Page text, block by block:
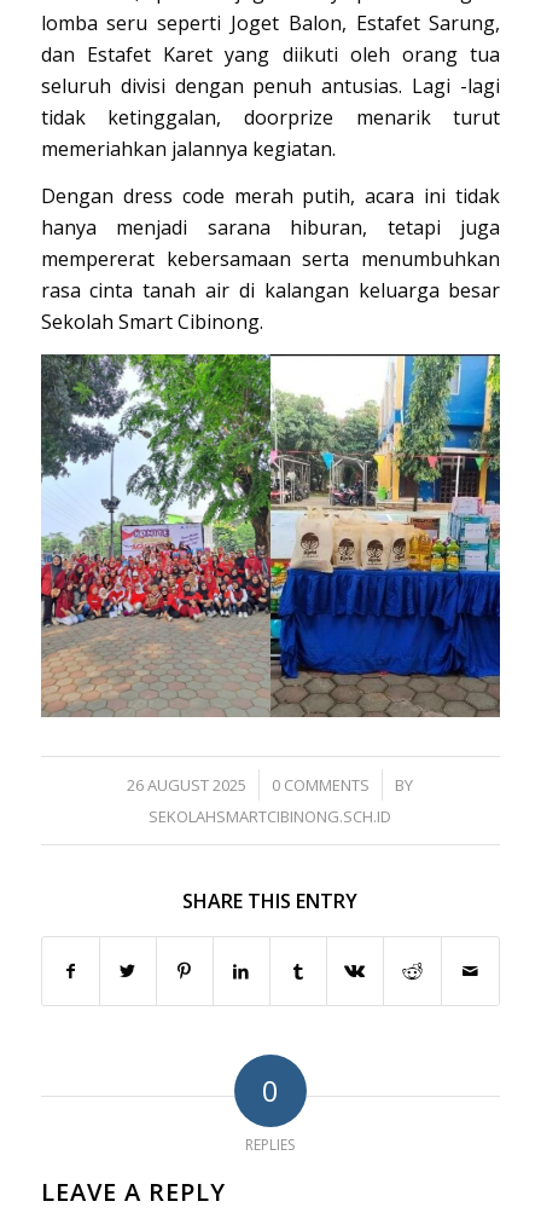
lomba seru seperti Joget Balon, Estafet Sarung,
dan Estafet Karet yang diikuti oleh orang tua
seluruh divisi dengan penuh antusias. Lagi -lagi
tidak ketinggalan, doorprize menarik turut
memeriahkan jalannya kegiatan.
Dengan dress code merah putih, acara ini tidak
hanya menjadi sarana hiburan, tetapi juga
mempererat kebersamaan serta menumbuhkan
rasa cinta tanah air di kalangan keluarga besar
Sekolah Smart Cibinong.
26 AUGUST 2025
/ 0 COMMENTS
/
BY
SEKOLAHSMARTCIBINONG.SCH.ID
SHARE THIS ENTRY
0
REPLIES
LEAVE A REPLY